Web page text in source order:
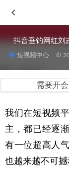
抖音垂钓网红刘
短视频中心
需要开
我们在短视频
主，都已经逐
有一位超高人
也越来越不可撼
短视频处理助
抖音无门槛无